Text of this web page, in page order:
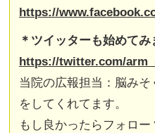
https://
＊ツイッターも始めてみ
https://twitter.com/
当院の広報担当：脳み
をしてくれてます。
もし良かったらフォロ